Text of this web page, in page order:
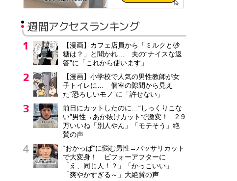
週間アクセスランキング
【漫画】カフェ店員から「ミルクと砂
糖は？」と聞かれ… 夫の“ナイスな返
答”に「これから使います」
【漫画】小学校で人気の男性教師が女
子トイレに… 個室の隙間から見え
た“恐ろしいモノ”に「許せない」
前日にカットしたのに…“しっくりこな
い”男性→あか抜けカットで激変！ 2.9
万いいね「別人やん」「モテそう」絶
賛の声
“おかっぱ”に悩む男性→バッサリカット
で大変身！ ビフォーアフターに
「え、同じ人！？」「かっこいい」
「爽やかすぎる～」大絶賛の声